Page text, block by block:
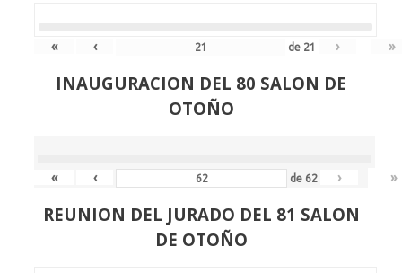
« ‹ de 21 › »
INAUGURACION DEL 80 SALON DE
OTOÑO
« ‹ de 62 › »
REUNION DEL JURADO DEL 81 SALON
DE OTOÑO